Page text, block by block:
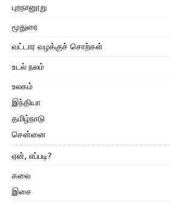
புறநானூறு
மூதுரை
வட்டார வழக்குச் சொற்கள்
உடல் நலம்
உலகம்
இந்தியா
தமிழ்நாடு
சென்னை
ஏன், எப்படி?
கலை
இசை